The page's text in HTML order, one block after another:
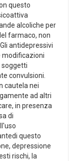
questo
alcoliche per
farmaco, non
antidepressivi
modificazioni
soggetti
convulsioni.
cautela nei
ad altri
in presenza
di
questo
depressione
rischi, la